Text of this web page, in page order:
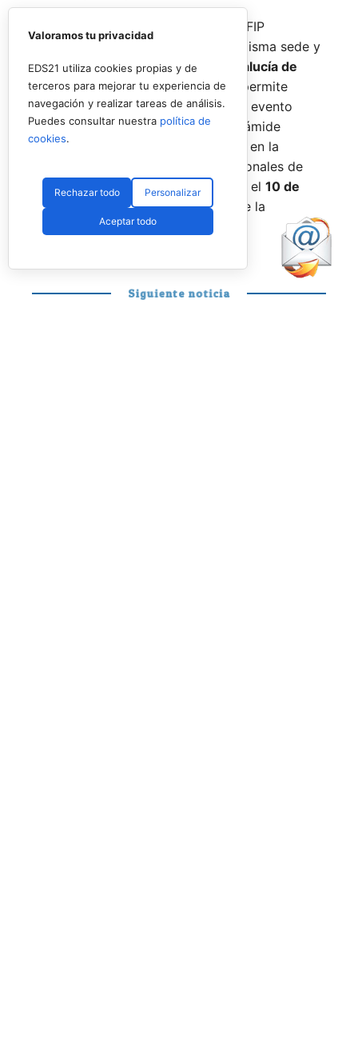
De forma paralela al desarrollo del FIP
Promises, la FAP organizará en la misma sede y
fechas losInternacionales de Andalucía de
Menores 2026. Esta cita paralela permite
incorporar la categoríabenjamín
al evento
global, completando así toda la pirámide
formativa.
El plazo para registrarse en la
categoría benjamín de los Internacionales de
Andalucía permanece abierto hasta el 10 de
agosto
a través de la web oficial de la
Federación.
Siguiente noticia
Valoramos tu privacidad
EDS21 utiliza cookies propias y de
terceros para mejorar tu experiencia de
navegación y realizar tareas de análisis.
Puedes consultar nuestra política de
cookies.
Rechazar todo Personalizar
Aceptar todo